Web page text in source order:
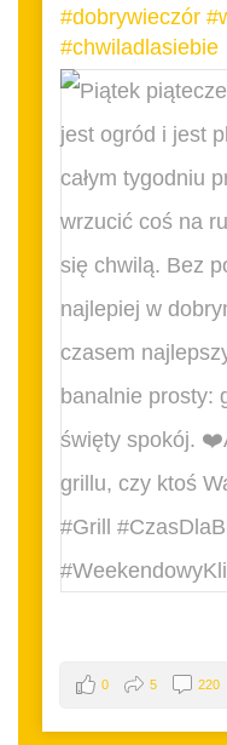
#dobrywieczór
#chwiladlasiebie
0 5 220